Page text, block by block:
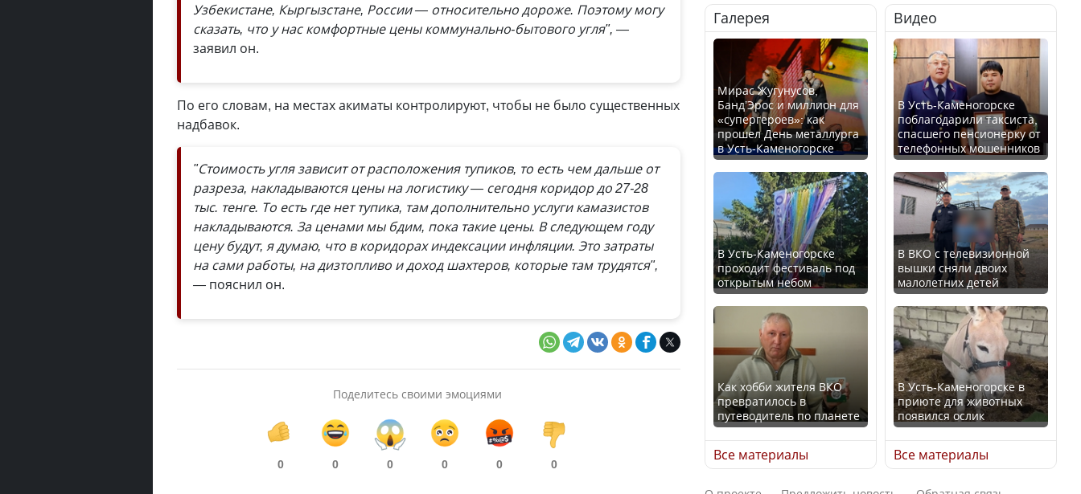
Узбекистане, Кыргызстане, России — относительно дороже. Поэтому могу
сказать, что у нас комфортные цены коммунально-бытового угля", —
заявил он.
По его словам, на местах акиматы контролируют, чтобы не было существенных
надбавок.
"Стоимость угля зависит от расположения тупиков, то есть чем дальше от
разреза, накладываются цены на логистику — сегодня коридор до 27-28
тыс. тенге. То есть где нет тупика, там дополнительно услуги камазистов
накладываются. За ценами мы бдим, пока такие цены. В следующем году
цену будут, я думаю, что в коридорах индексации инфляции. Это затраты
на сами работы, на дизтопливо и доход шахтеров, которые там трудятся",
— пояснил он.
Поделитесь своими эмоциями
0 0 0 0 0 0
Минтруда назвало
отрасли с самыми
высокими зарплатными
предложениями
Искусственный интеллект
официально включили в
школьную программу
Казахстана
В Казахстане стало
проще получить
направления на
медицинские
обследования
Қазақстан Орталық Азия
елдері арасында әл-ауқат
индексінде көш бастады
В РФ вынесен заочный
приговор по уголовному
делу об убийстве Игоря
Талькова
В России введены
дополнительные
ограничения для
казахстанских прав
Трамп официально
вступил в должность
президента США
Луну признали объектом
культурного наследия,
находящегося под
угрозой исчезновения
Галерея
Мирас Жугунусов,
Банд’Эрос и миллион для
«супергероев»: как
прошел День металлурга
в Усть-Каменогорске
В Усть-Каменогорске
проходит фестиваль под
открытым небом
Как хобби жителя ВКО
превратилось в
путеводитель по планете
Все материалы
Видео
В Усть-Каменогорске
поблагодарили таксиста,
спасшего пенсионерку от
телефонных мошенников
В ВКО с телевизионной
вышки сняли двоих
малолетних детей
В Усть-Каменогорске в
приюте для животных
появился ослик
Все материалы